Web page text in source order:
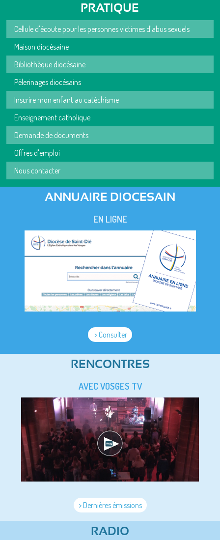
PRATIQUE
Cellule d'écoute pour les personnes victimes d'abus sexuels
Maison diocésaine
Bibliothèque diocésaine
Pèlerinages diocésains
Inscrire mon enfant au catéchisme
Enseignement catholique
Demande de documents
Offres d'emploi
Nous contacter
ANNUAIRE DIOCESAIN
EN LIGNE
> Consulter
RENCONTRES
AVEC VOSGES TV
> Dernières émissions
RADIO